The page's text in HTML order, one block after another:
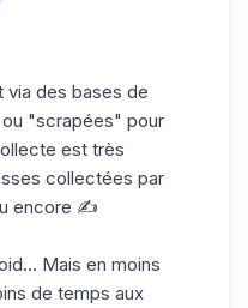
via des bases de
"scrapées" pour
est très
collectées par
encore ✍️
Mais en moins
de temps aux